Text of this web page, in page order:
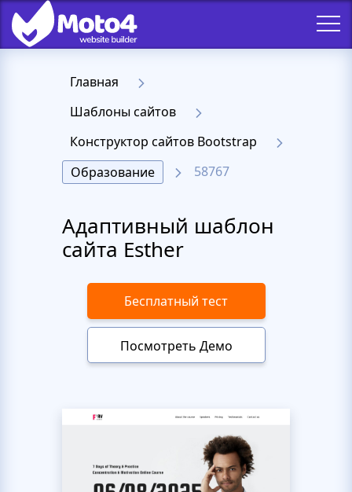
Главная
Шаблоны сайтов
Конструктор сайтов Bootstrap
Образование
58767
Адаптивный шаблон
сайта Esther
Бесплатный тест
Посмотреть Демо